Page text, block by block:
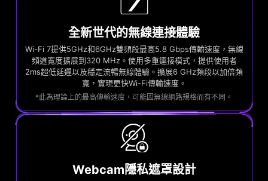
全新世代的無線連接體驗
Wi-Fi 7提供5GHz和6GHz雙頻段最高5.8 Gbps傳輸速度，無線
頻道寬度擴展到320 MHz。使用多重連接模式，提供使用者
2ms超低延遲以及穩定流暢無線體驗。擴展6 GHz頻段以加倍頻
寬，實現更快Wi-Fi傳輸速度。
*此為理論上的最高傳輸速度，可能因無線網路規格而有不同。
Webcam隱私遮罩設計